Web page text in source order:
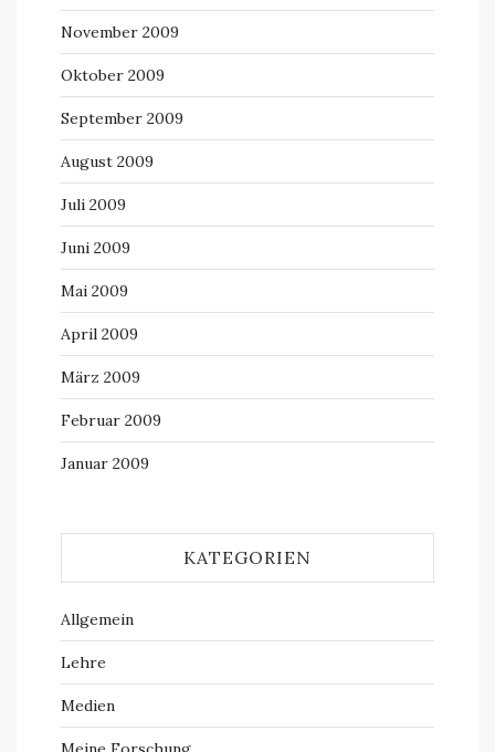
November 2009
Oktober 2009
September 2009
August 2009
Juli 2009
Juni 2009
Mai 2009
April 2009
März 2009
Februar 2009
Januar 2009
KATEGORIEN
Allgemein
Lehre
Medien